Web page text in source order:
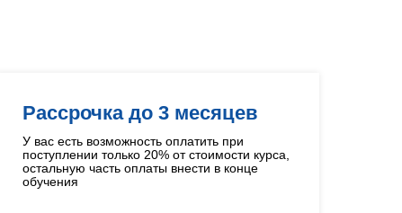
Рассрочка до 3 месяцев
У вас есть возможность оплатить при
поступлении только 20% от стоимости курса,
остальную часть оплаты внести в конце
обучения